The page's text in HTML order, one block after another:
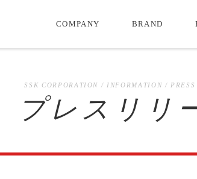
COMPANY BRAND
SSK CORPORATION / INFORMATION / PRESS
プレスリリ